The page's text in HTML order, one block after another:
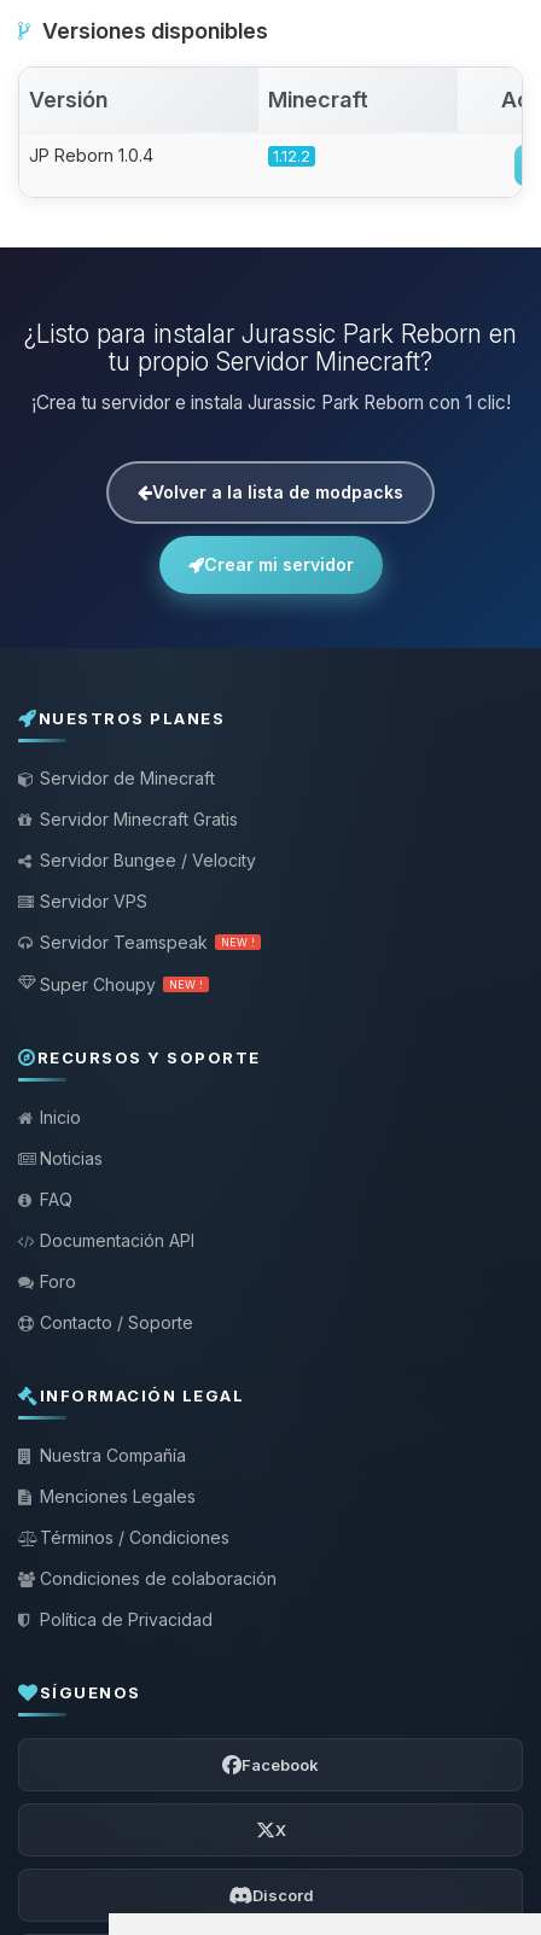
Versiones disponibles
Versión Minecraft
JP Reborn 1.0.4 1.12.2
¿Listo para instalar Jurassic Park Reborn en
tu propio Servidor Minecraft?
¡Crea tu servidor e instala Jurassic Park Reborn con 1 clic!
Volver a la lista de modpacks
Crear mi servidor
NUESTROS PLANES
Servidor de Minecraft
Servidor Minecraft Gratis
Servidor Bungee / Velocity
Servidor VPS
Servidor Teamspeak
NEW !
Super Choupy NEW !
RECURSOS Y SOPORTE
Inicio
Noticias
FAQ
Documentación API
Foro
Contacto / Soporte
INFORMACIÓN LEGAL
Nuestra Compañía
Menciones Legales
Términos / Condiciones
Condiciones de colaboración
Política de Privacidad
SÍGUENOS
Facebook
X
Discord